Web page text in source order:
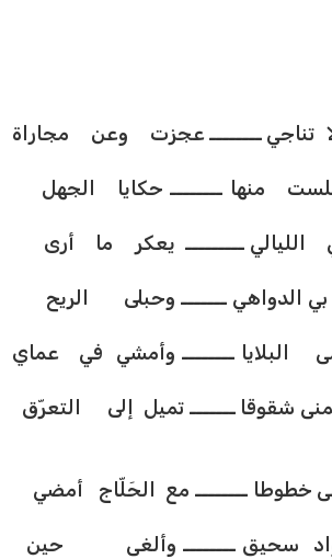
تناجي ــــــــ عجزت وعن مجاراة
منها ــــــــ حكايا الجهل
الليالي ـــــــــ يعكر ما أرى
الدواهي ـــــــ وحبلى الريح
البلايا ــــــــ وأمشي في عماي
شقوقا ـــــــ تميل إلى التعرّق
خطوطا ــــــــ مع الحَلّاج أمضي
واد سحيق ــــــــ وألغى حين